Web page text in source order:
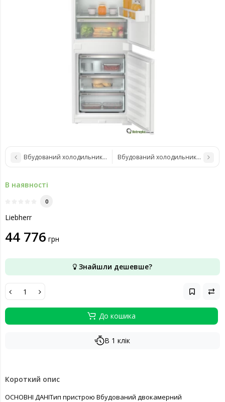
Вбудований холодильник Liebherr ICNf 5103Вбудований холодильник Liebherr
В наявності
0
Liebherr
44 776 грн
Знайшли дешевше?
До кошика
В 1 клік
Короткий опис
ОСНОВНІ ДАНІТип пристрою Вбудований двокамерний